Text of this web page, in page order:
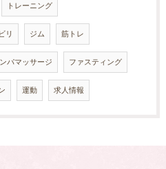
トレーニング
リ ジム 筋トレ
パマッサージ ファスティング
運動 求人情報